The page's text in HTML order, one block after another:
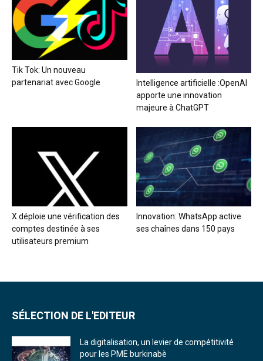
Tik Tok: Un nouveau
partenariat avec Google
Intelligence artificielle :OpenAI
apporte une innovation
majeure à ChatGPT
X déploie une vérification des
comptes destinée à ses
utilisateurs premium
Innovation: WhatsApp active
ses chaînes dans 150 pays
SÉLECTION DE L'EDITEUR
La digitalisation, un levier de compétitivité
pour les PME burkinabè